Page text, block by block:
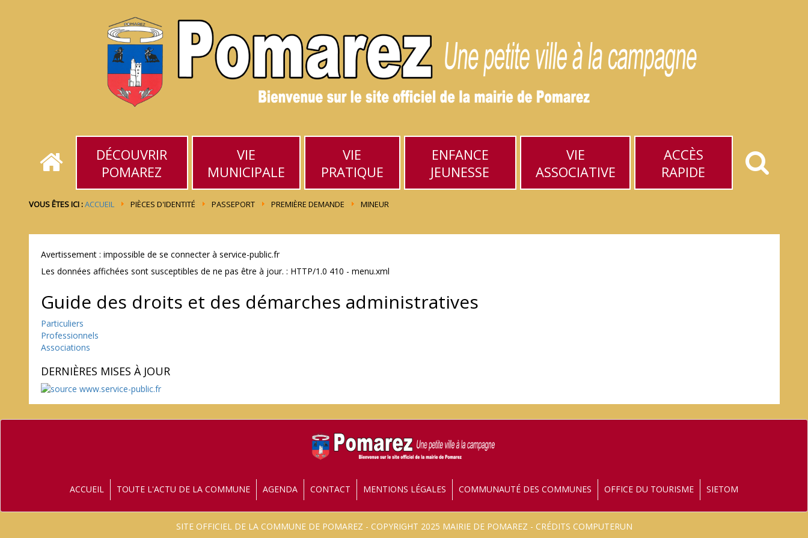
DÉCOUVRIR
POMAREZ
VIE
MUNICIPALE
VIE
PRATIQUE
ENFANCE
JEUNESSE
VIE
ASSOCIATIVE
ACCÈS
RAPIDE
VOUS ÊTES ICI :ACCUEIL PIÈCES D'IDENTITÉ PASSEPORT PREMIÈRE DEMANDE MINEUR
Avertissement : impossible de se connecter à service-public.fr
Les données affichées sont susceptibles de ne pas être à jour. : HTTP/1.0 410 - menu.xml
Guide des droits et des démarches administratives
Particuliers
Professionnels
Associations
DERNIÈRES MISES À JOUR
ACCUEIL TOUTE L'ACTU DE LA COMMUNE AGENDA CONTACT MENTIONS LÉGALES COMMUNAUTÉ DES COMMUNES OFFICE DU TOURISME SIETOM
SITE OFFICIEL DE LA COMMUNE DE POMAREZ - COPYRIGHT 2025 MAIRIE DE POMAREZ - CRÉDITS COMPUTERUN